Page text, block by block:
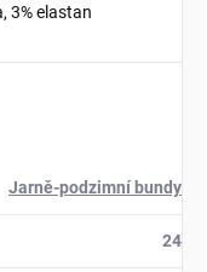
3% elastan
Jarně-podzimní bundy
24